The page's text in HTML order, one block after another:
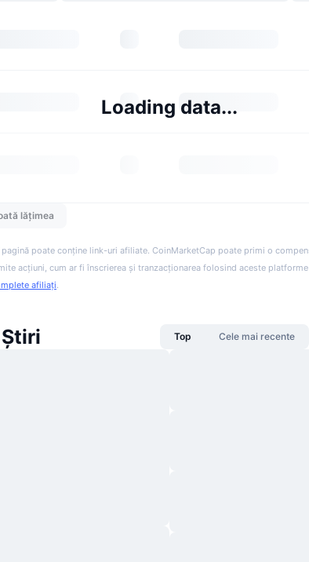
Loading data...
lățimea
pagină poate conține link-uri afiliate. CoinMarketCap poate primi o
acțiuni, cum ar fi înscrierea și tranzacționarea folosind aceste
afiliați.
Top Cele mai recente